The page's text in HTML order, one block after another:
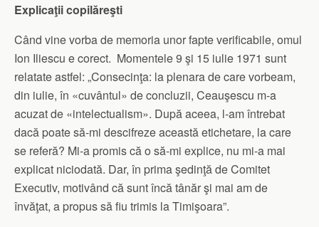
Explicaţii copilăreşti
Când vine vorba de memoria unor fapte verificabile, omul
Ion Iliescu e corect. Momentele 9 şi 15 iulie 1971 sunt
relatate astfel: „Consecinţa: la plenara de care vorbeam,
din iulie, în «cuvântul» de concluzii, Ceauşescu m-a
acuzat de «intelectualism». După aceea, l-am întrebat
dacă poate să-mi descifreze această etichetare, la care
se referă? Mi-a promis că o să-mi explice, nu mi-a mai
explicat niciodată. Dar, în prima şedinţă de Comitet
Executiv, motivând că sunt încă tânăr şi mai am de
învăţat, a propus să fiu trimis la Timişoara”.